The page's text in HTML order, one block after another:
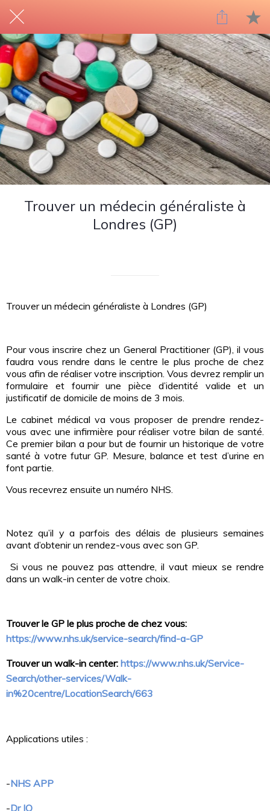
Trouver un médecin généraliste à
Londres (GP)
Trouver un médecin généraliste à Londres (GP)
Pour vous inscrire chez un General Practitioner (GP), il vous
faudra vous rendre dans le centre le plus proche de chez
vous afin de réaliser votre inscription. Vous devrez remplir un
formulaire et fournir une pièce d’identité valide et un
justificatif de domicile de moins de 3 mois.
Le cabinet médical va vous proposer de prendre rendez-
vous avec une infirmière pour réaliser votre bilan de santé.
Ce premier bilan a pour but de fournir un historique de votre
santé à votre futur GP. Mesure, balance et test d’urine en
font partie.
Vous recevrez ensuite un numéro NHS.
Notez qu’il y a parfois des délais de plusieurs semaines
avant d’obtenir un rendez-vous avec son GP.
Si vous ne pouvez pas attendre, il vaut mieux se rendre
dans un walk-in center de votre choix.
Trouver le GP le plus proche de chez vous:
https://www.nhs.uk/service-search/find-a-GP
Trouver un walk-in center: https://www.nhs.uk/Service-
Search/other-services/Walk-
in%20centre/LocationSearch/663
Applications utiles :
-NHS APP
-Dr IQ